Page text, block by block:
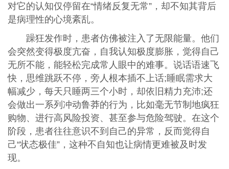
对它的认知仅停留在“情绪反复无常”，却不知其背后
是病理性的心境紊乱。
躁狂发作时，患者仿佛被注入了无限能量。他们
会突然变得极度亢奋，自我认知极度膨胀，觉得自己
无所不能，能轻松完成常人眼中的难事。说话语速飞
快，思维跳跃不停，旁人根本插不上话;睡眠需求大
幅减少，每天只睡两三个小时，却依旧精力充沛;还
会做出一系列冲动鲁莽的行为，比如毫无节制地疯狂
购物、进行高风险投资、甚至参与危险驾驶。在这个
阶段，患者往往意识不到自己的异常，反而觉得自
己“状态极佳”，这种不自知也让病情更难被及时发
现。